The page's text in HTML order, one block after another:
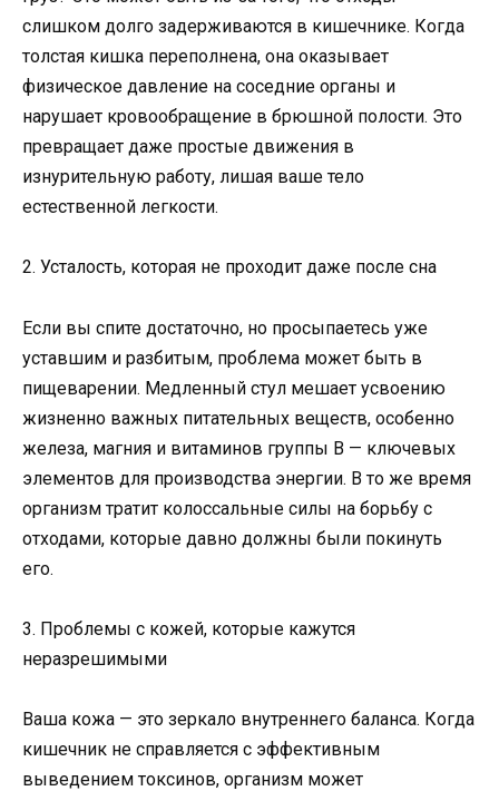
слишком долго задерживаются в кишечнике. Когда
толстая кишка переполнена, она оказывает
физическое давление на соседние органы и
нарушает кровообращение в брюшной полости. Это
превращает даже простые движения в
изнурительную работу, лишая ваше тело
естественной легкости.
2. Усталость, которая не проходит даже после сна
Если вы спите достаточно, но просыпаетесь уже
уставшим и разбитым, проблема может быть в
пищеварении. Медленный стул мешает усвоению
жизненно важных питательных веществ, особенно
железа, магния и витаминов группы B — ключевых
элементов для производства энергии. В то же время
организм тратит колоссальные силы на борьбу с
отходами, которые давно должны были покинуть
его.
3. Проблемы с кожей, которые кажутся
неразрешимыми
Ваша кожа — это зеркало внутреннего баланса. Когда
кишечник не справляется с эффективным
выведением токсинов, организм может